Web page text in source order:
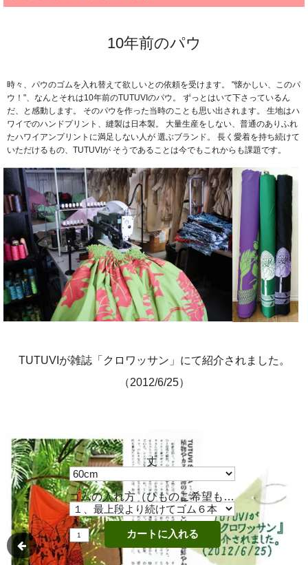
10年前のパウ
時々、パウのゴムを入れ替えて欲しいとの依頼を受けます。
"懐かしい、このパ
ウ！"、なんとそれは10年前のTUTUVIのパウ。
ずっとはいて下さっているん
だ、と感動します。
そのパウを作った当時のことも思い出されます。
生地はハ
ワイでのハンドプリント、縫製は日本製。
大量生産をしない、普通のありふれ
たハワイアンプリントに満足しない人が 選ぶブランド。
長く愛着を持ち続けて
いただけるもの、TUTUVIが そうであることは今でもこれからも課題です。
TUTUVIが雑誌「クロワッサン」にて紹介されました。
（2012/6/25）
丈
ゴムの入れ方（ひものご希望もこちらから）
個数
カートに入れる